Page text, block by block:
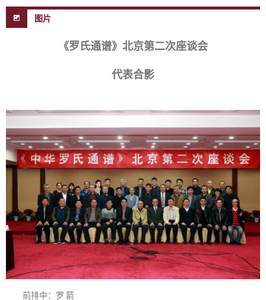
图片
《罗氏通谱》北京第二次座谈会
代表合影
前排中：罗 箭